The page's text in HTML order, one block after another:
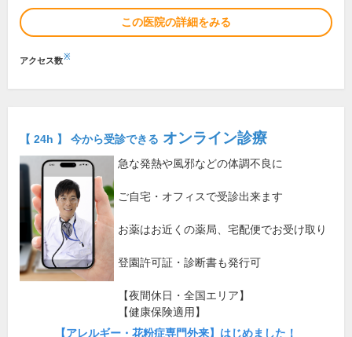
この医院の詳細をみる
アクセス数※
【 24h 】 今から受診できる オンライン診療
急な発熱や風邪などの体調不良に
ご自宅・オフィスで受診出来ます
お薬はお近くの薬局、宅配便でお受け取り
登園許可証・診断書も発行可
【夜間休日・全国エリア】
【健康保険適用】
【アレルギー・花粉症専門外来】はじめました！